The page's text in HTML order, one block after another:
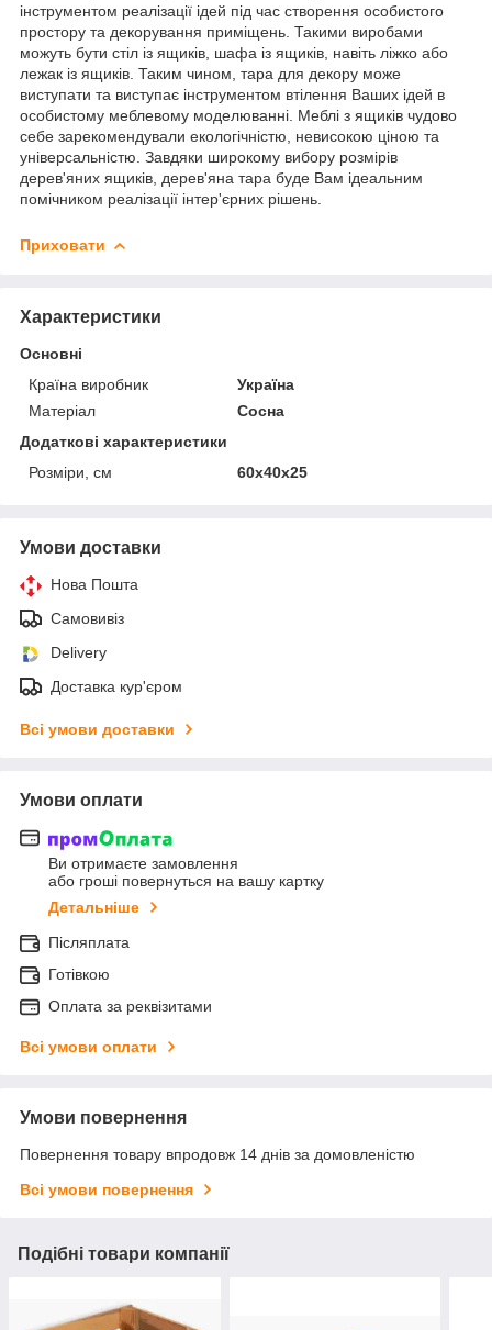
інструментом реалізації ідей під час створення особистого
простору та декорування приміщень. Такими виробами
можуть бути стіл із ящиків, шафа із ящиків, навіть ліжко або
лежак із ящиків. Таким чином, тара для декору може
виступати та виступає інструментом втілення Ваших ідей в
особистому меблевому моделюванні. Меблі з ящиків чудово
себе зарекомендували екологічністю, невисокою ціною та
універсальністю. Завдяки широкому вибору розмірів
дерев'яних ящиків, дерев'яна тара буде Вам ідеальним
помічником реалізації інтер'єрних рішень.
Приховати
Характеристики
Основні
Країна виробник
Україна
Матеріал
Сосна
Додаткові характеристики
Розміри, см
60х40х25
Умови доставки
Нова Пошта
Самовивіз
Delivery
Доставка кур'єром
Всі умови доставки
Умови оплати
Ви отримаєте замовлення
або гроші повернуться на вашу картку
Детальніше
Післяплата
Готівкою
Оплата за реквізитами
Всі умови оплати
Умови повернення
Повернення товару впродовж 14 днів за домовленістю
Всі умови повернення
Подібні товари компанії